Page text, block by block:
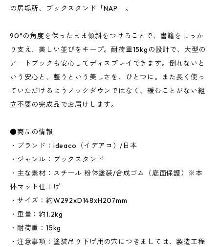
の居場所、ブックスタンド「NAP」。
90°の角度を保ったまま傾斜をつけることで、書籍をしっか
り支え、美しい並びをキープ。耐荷重15kgの設計で、大型の
アートブックも安心してディスプレイできます。倒れないと
いう安心と、整うという美しさを、ひとつに。また長く使っ
ていただけるようノックダウンではなく、緩むことがない組
立不要の完成品でお届けします。
●商品の情報
・ブランド：ideaco（イデアコ）/日本
・ジャンル：ブックスタンド
・主な素材：スチール 粉体塗装/合成ゴム（底面保護）※本
体マット仕上げ
・サイズ：約W292xD148xH207mm
・重量：約1.2kg
・耐荷重：15kg
・注意事項：塗装吊り下げ用の穴につきましては、製造工程